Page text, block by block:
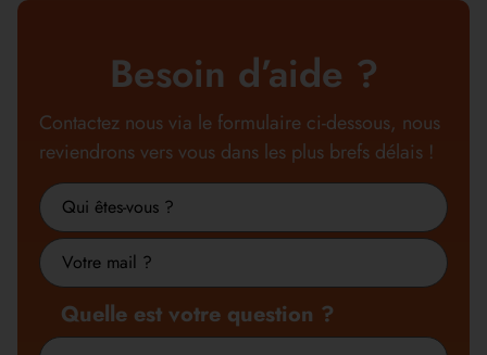
Besoin d’aide ?
Contactez nous via le formulaire ci-dessous, nous
reviendrons vers vous dans les plus brefs délais !
Nom
ou
raison
sociale
Metier
Quelle est votre question ?